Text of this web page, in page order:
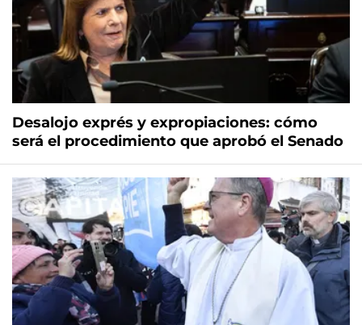
Desalojo exprés y expropiaciones: cómo
será el procedimiento que aprobó el Senado